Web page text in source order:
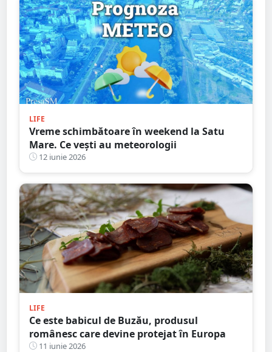
LIFE
Vreme schimbătoare în weekend la Satu
Mare. Ce vești au meteorologii
12 iunie 2026
LIFE
Ce este babicul de Buzău, produsul
românesc care devine protejat în Europa
11 iunie 2026